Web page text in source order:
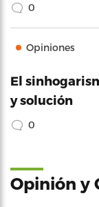
0
Opiniones
El
y solución
0
Opinión y